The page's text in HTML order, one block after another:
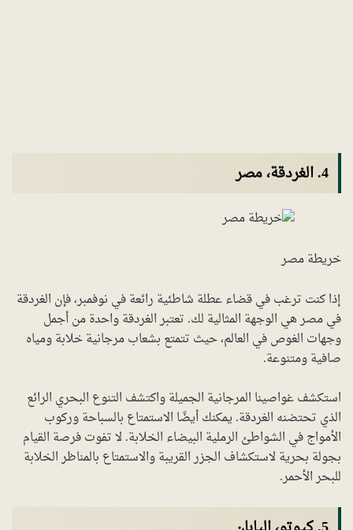
4. الغردقة، مصر
خريطة مصر
إذا كنت ترغب في قضاء عطلة شاطئية رائعة في نوفمبر، فإن الغردقة
في مصر هي الوجهة المثالية لك. تعتبر الغردقة واحدة من أجمل
وجهات الغوص في العالم، حيث تتمتع بشعاب مرجانية خلابة ومياه
صافية ومتنوعة.
استكشف غواصينا المرجانية الجميلة واكتشف التنوع البحري الرائع
الذي تحتضنه الغردقة. يمكنك أيضًا الاستمتاع بالسباحة وركوب
الأمواج في الشواطئ الرملية البيضاء الخلابة. لا تفوت فرصة القيام
بجولة بحرية لاستكشاف الجزر القريبة والاستمتاع بالمناظر الخلابة
للبحر الأحمر.